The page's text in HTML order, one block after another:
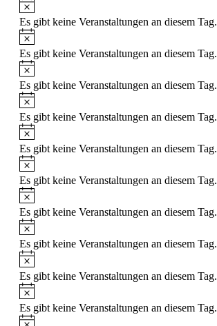
Es gibt keine Veranstaltungen an diesem Tag.
Es gibt keine Veranstaltungen an diesem Tag.
Es gibt keine Veranstaltungen an diesem Tag.
Es gibt keine Veranstaltungen an diesem Tag.
Es gibt keine Veranstaltungen an diesem Tag.
Es gibt keine Veranstaltungen an diesem Tag.
Es gibt keine Veranstaltungen an diesem Tag.
Es gibt keine Veranstaltungen an diesem Tag.
Es gibt keine Veranstaltungen an diesem Tag.
Es gibt keine Veranstaltungen an diesem Tag.